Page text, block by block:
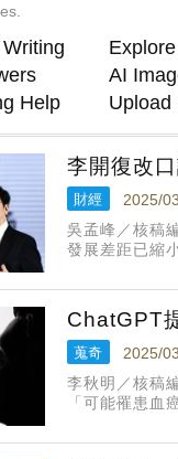
李開復改
財經 2025/
吳孟峰／核稿
發展差距已縮
ChatGPT
蒐奇 2025/
李秋明／核稿
「可能罹患